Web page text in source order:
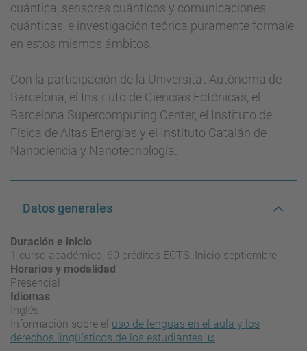
cuántica, sensores cuánticos y comunicaciones
cuánticas, e investigación teórica puramente formale
en estos mismos ámbitos.
Con la participación de la Universitat Autònoma de
Barcelona, el Instituto de Ciencias Fotónicas, el
Barcelona Supercomputing Center, el Instituto de
Física de Altas Energías y el Instituto Catalán de
Nanociencia y Nanotecnología.
Datos generales
Duración e inicio
1 curso académico, 60 créditos ECTS. Inicio septiembre
Horarios y modalidad
Presencial
Idiomas
Inglés
Información sobre el uso de lenguas en el aula y los
derechos lingüísticos de los estudiantes
.